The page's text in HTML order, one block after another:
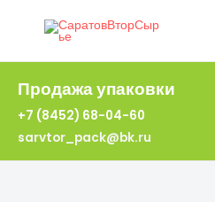
Продажа упаковки
+7 (8452) 68-04-60
sarvtor_pack@bk.ru